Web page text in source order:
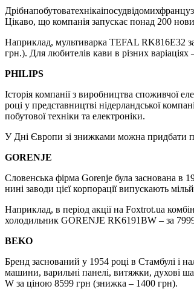
Цікаво, що компанія запускає понад 200
Наприклад, мультиварка TEFAL RK816E32
грн.). Для любителів кави в різних
PHILIPS
Історія компанії з виробництва споживчої
році у представництві нідерландської
побутової техніки та електроніки.
У Дні Європи зі знижками можна придбати
GORENJE
Словенська фірма Gorenje була заснована в
нині заводи цієї корпорації випускають
Наприклад, в період акції на Foxtrot.ua
холодильник GORENJE RK6191BW – за
BEKO
Бренд заснований у 1954 році в Стамбулі і
машини, варильні панелі, витяжки, духові
W за ціною 8599 грн (знижка – 1400 грн).